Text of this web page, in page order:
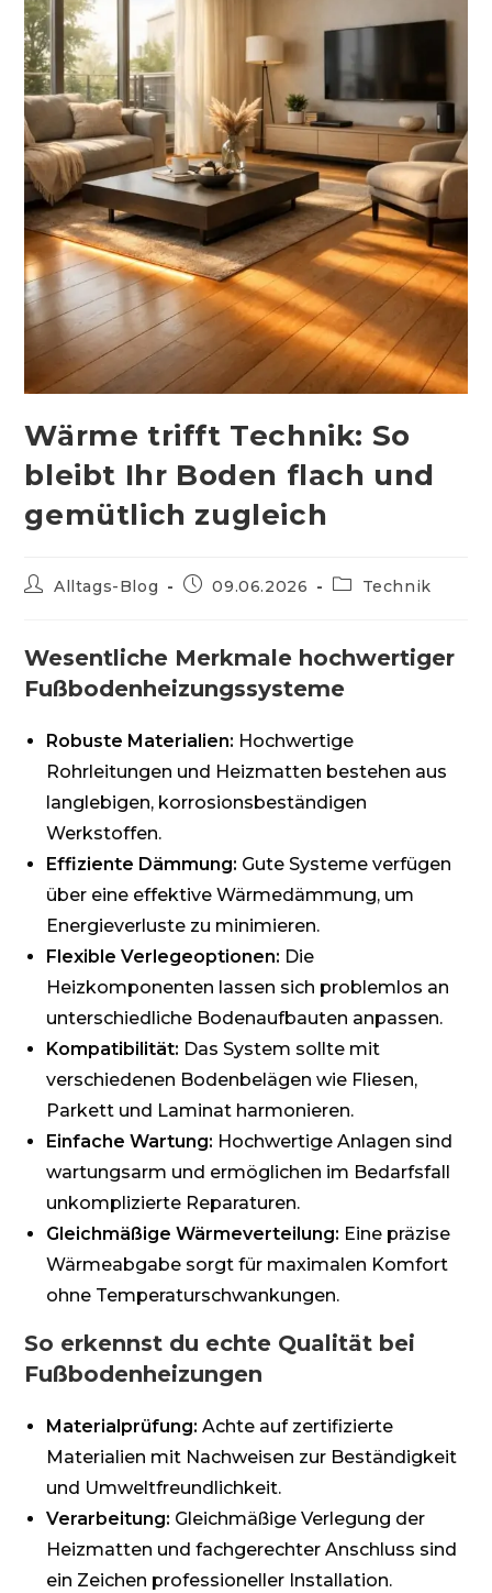
Wärme trifft Technik: So
bleibt Ihr Boden flach und
gemütlich zugleich
Beitrags-
Alltags-Blog
Beitrag09.06.2026
Beitrags-
Technik
Wesentliche Merkmale hochwertiger
Fußbodenheizungssysteme
Robuste Materialien: Hochwertige
Rohrleitungen und Heizmatten bestehen aus
langlebigen, korrosionsbeständigen
Werkstoffen.
Effiziente Dämmung: Gute Systeme verfügen
über eine effektive Wärmedämmung, um
Energieverluste zu minimieren.
Flexible Verlegeoptionen: Die
Heizkomponenten lassen sich problemlos an
unterschiedliche Bodenaufbauten anpassen.
Kompatibilität: Das System sollte mit
verschiedenen Bodenbelägen wie Fliesen,
Parkett und Laminat harmonieren.
Einfache Wartung: Hochwertige Anlagen sind
wartungsarm und ermöglichen im Bedarfsfall
unkomplizierte Reparaturen.
Gleichmäßige Wärmeverteilung: Eine präzise
Wärmeabgabe sorgt für maximalen Komfort
ohne Temperaturschwankungen.
So erkennst du echte Qualität bei
Fußbodenheizungen
Materialprüfung: Achte auf zertifizierte
Materialien mit Nachweisen zur Beständigkeit
und Umweltfreundlichkeit.
Verarbeitung: Gleichmäßige Verlegung der
Heizmatten und fachgerechter Anschluss sind
ein Zeichen professioneller Installation.